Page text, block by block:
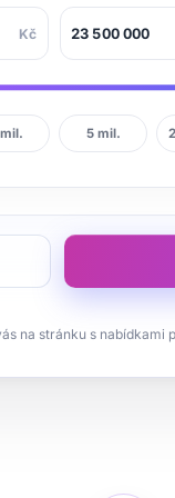
Kč
5 mil.
na stránku s nabídkami